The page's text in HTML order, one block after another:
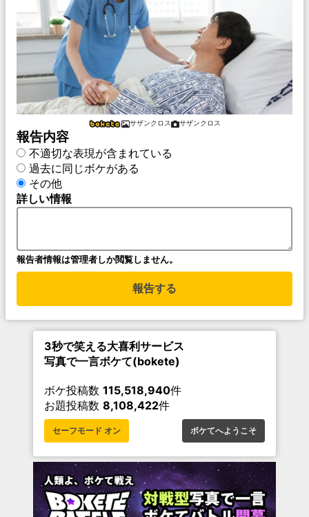
サザンクロス サザンクロス
報告内容
不適切な表現が含まれている
過去に同じボケがある
その他
詳しい情報
報告者情報は管理者しか閲覧しません。
報告する
3秒で笑える大喜利サービス
写真で一言ボケて(bokete)
ボケ投稿数 115,518,940件
お題投稿数 8,108,422件
セーフモード オン ボケてへようこそ